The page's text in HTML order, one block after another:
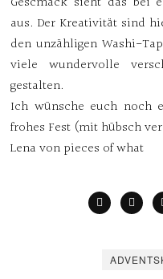
aus. Der Kreativität sind
den unzähligen Washi-
viele wundervolle
gestalten.
Ich wünsche euch noch
frohes Fest (mit hübsch
Lena von pieces of what